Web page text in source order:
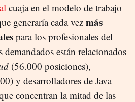
cuaja en el modelo de trabajo
generaría cada vez más
para los profesionales del
demandados están relacionados
(56.000 posiciones),
y desarrolladores de Java
concentran la mitad de las